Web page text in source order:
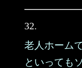
32.
老人ホーム
といっても